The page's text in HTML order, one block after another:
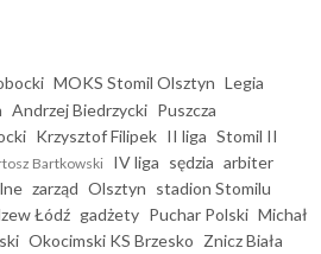
MOKS Stomil Olsztyn Legia
Andrzej Biedrzycki Puszcza
Krzysztof Filipek II liga Stomil II
Bartkowski IV liga sędzia arbiter
zarząd Olsztyn stadion Stomilu
Łódź gadżety Puchar Polski Michał
Okocimski KS Brzesko Znicz Biała